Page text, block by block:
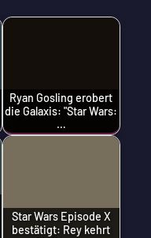
Ryan Gosling erobert
die Galaxis: "Star Wars:
…
Star Wars Episode X
bestätigt: Rey kehrt